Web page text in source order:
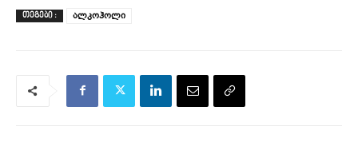
ᲗᲔᲒᲔᲑᲘ : ალკოჰოლი